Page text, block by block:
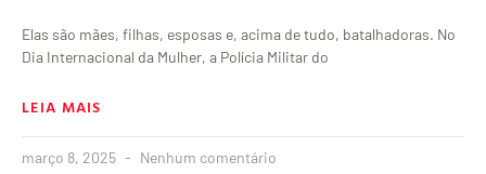
Elas são mães, filhas, esposas e, acima de tudo, batalhadoras. No
Dia Internacional da Mulher, a Polícia Militar do
LEIA MAIS
março 8, 2025 Nenhum comentário